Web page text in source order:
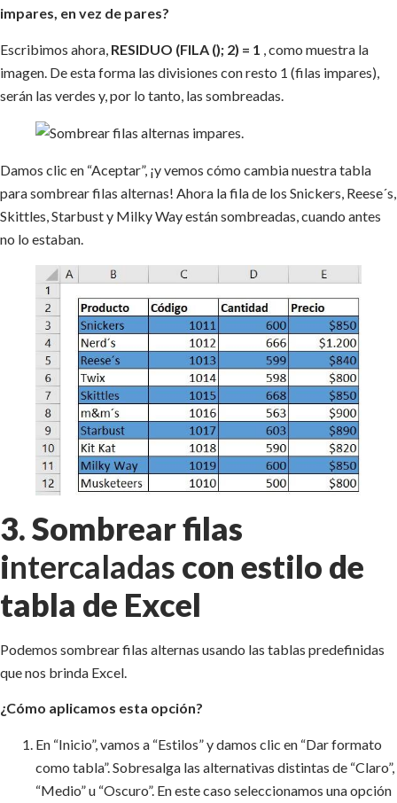
impares, en vez de pares?
Escribimos ahora, RESIDUO (FILA (); 2) = 1 , como muestra la
imagen. De esta forma las divisiones con resto 1 (filas impares),
serán las verdes y, por lo tanto, las sombreadas.
Damos clic en “Aceptar”, ¡y vemos cómo cambia nuestra tabla
para sombrear filas alternas! Ahora la fila de los Snickers, Reese´s,
Skittles, Starbust y Milky Way están sombreadas, cuando antes
no lo estaban.
3. Sombrear filas
intercaladas con estilo de
tabla de Excel
Podemos sombrear filas alternas usando las tablas predefinidas
que nos brinda Excel.
¿Cómo aplicamos esta opción?
En “Inicio”, vamos a “Estilos” y damos clic en “Dar formato
como tabla”. Sobresalga las alternativas distintas de “Claro”,
“Medio” u “Oscuro”. En este caso seleccionamos una opción